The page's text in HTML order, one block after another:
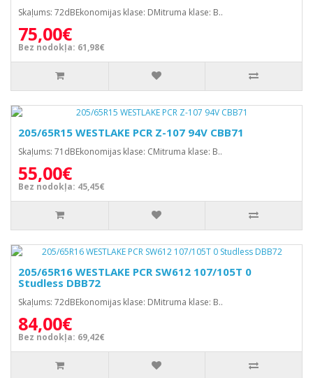
Skaļums: 72dBEkonomijas klase: DMitruma klase: B..
75,00€
Bez nodokļa: 61,98€
205/65R15 WESTLAKE PCR Z-107 94V CBB71
Skaļums: 71dBEkonomijas klase: CMitruma klase: B..
55,00€
Bez nodokļa: 45,45€
205/65R16 WESTLAKE PCR SW612 107/105T 0
Studless DBB72
Skaļums: 72dBEkonomijas klase: DMitruma klase: B..
84,00€
Bez nodokļa: 69,42€